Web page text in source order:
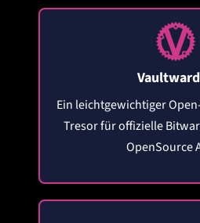
Ein leichtgewichtiger
Tresor für offizielle
OpenSource